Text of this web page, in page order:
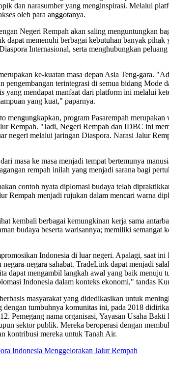
dan narasumber yang menginspirasi. Melalui
oleh para anggotanya.
Negeri Rempah akan saling menguntungkan
dapat memenuhi berbagai kebutuhan banyak
Internasional, serta menghubungkan
ke-kuatan masa depan Asia Teng-gara.
terintegrasi di semua bidang
yang mendapat manfaat dari platform ini melalui
yang kuat," paparnya.
mengungkapkan, program Pasarempah
Rempah. "Jadi, Negeri Rempah dan IDBC ini
negeri melalui jaringan Diaspora. Narasi Jalur
masa ke masa menjadi tempat bertemunya
rempah inilah yang menjadi sarana bagi
contoh nyata diplomasi budaya telah
Rempah menjadi rujukan dalam mencari warna
kembali berbagai kemungkinan kerja sama
budaya beserta warisannya; memiliki
Indonesia di luar negeri. Apalagi, saat
negara sahabat. TradeLink dapat menjadi
dapat mengambil langkah awal yang baik menuju
Indonesia dalam konteks ekonomi," tandas
masyarakat yang didedikasikan untuk
tumbuhnya komunitas ini, pada 2018
Pemegang nama organisasi, Yayasan Usaha
sektor publik. Mereka beroperasi dengan
kontribusi mereka untuk Tanah Air.
Indonesia Menggelorakan Jalur Rempah